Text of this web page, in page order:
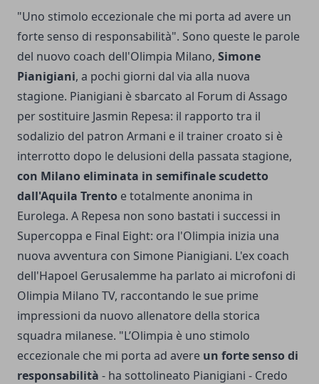
"Uno stimolo eccezionale che mi porta ad avere un
forte senso di responsabilità". Sono queste le parole
del nuovo coach dell'Olimpia Milano, Simone
Pianigiani, a pochi giorni dal via alla nuova
stagione. Pianigiani è sbarcato al Forum di Assago
per sostituire Jasmin Repesa: il rapporto tra il
sodalizio del patron Armani e il trainer croato si è
interrotto dopo le delusioni della passata stagione,
con Milano eliminata in semifinale scudetto
dall'Aquila Trento e totalmente anonima in
Eurolega. A Repesa non sono bastati i successi in
Supercoppa e Final Eight: ora l'Olimpia inizia una
nuova avventura con Simone Pianigiani. L'ex coach
dell'Hapoel Gerusalemme ha parlato ai microfoni di
Olimpia Milano TV, raccontando le sue prime
impressioni da nuovo allenatore della storica
squadra milanese. "L’Olimpia è uno stimolo
eccezionale che mi porta ad avere un forte senso di
responsabilità - ha sottolineato Pianigiani - Credo